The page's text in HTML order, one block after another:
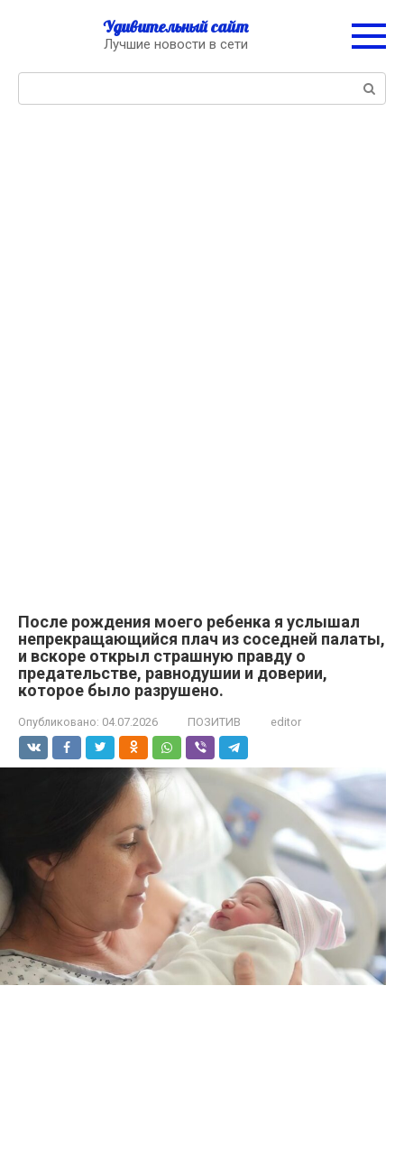
Удивительный сайт
Лучшие новости в сети
После рождения моего ребенка я услышал
непрекращающийся плач из соседней палаты,
и вскоре открыл страшную правду о
предательстве, равнодушии и доверии,
которое было разрушено.
Опубликовано: 04.07.2026 ПОЗИТИВ editor